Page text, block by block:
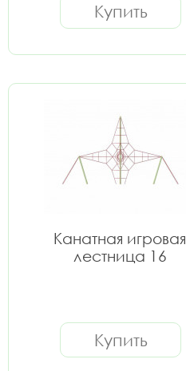
Купить
Канатная игровая
лестница 16
Купить